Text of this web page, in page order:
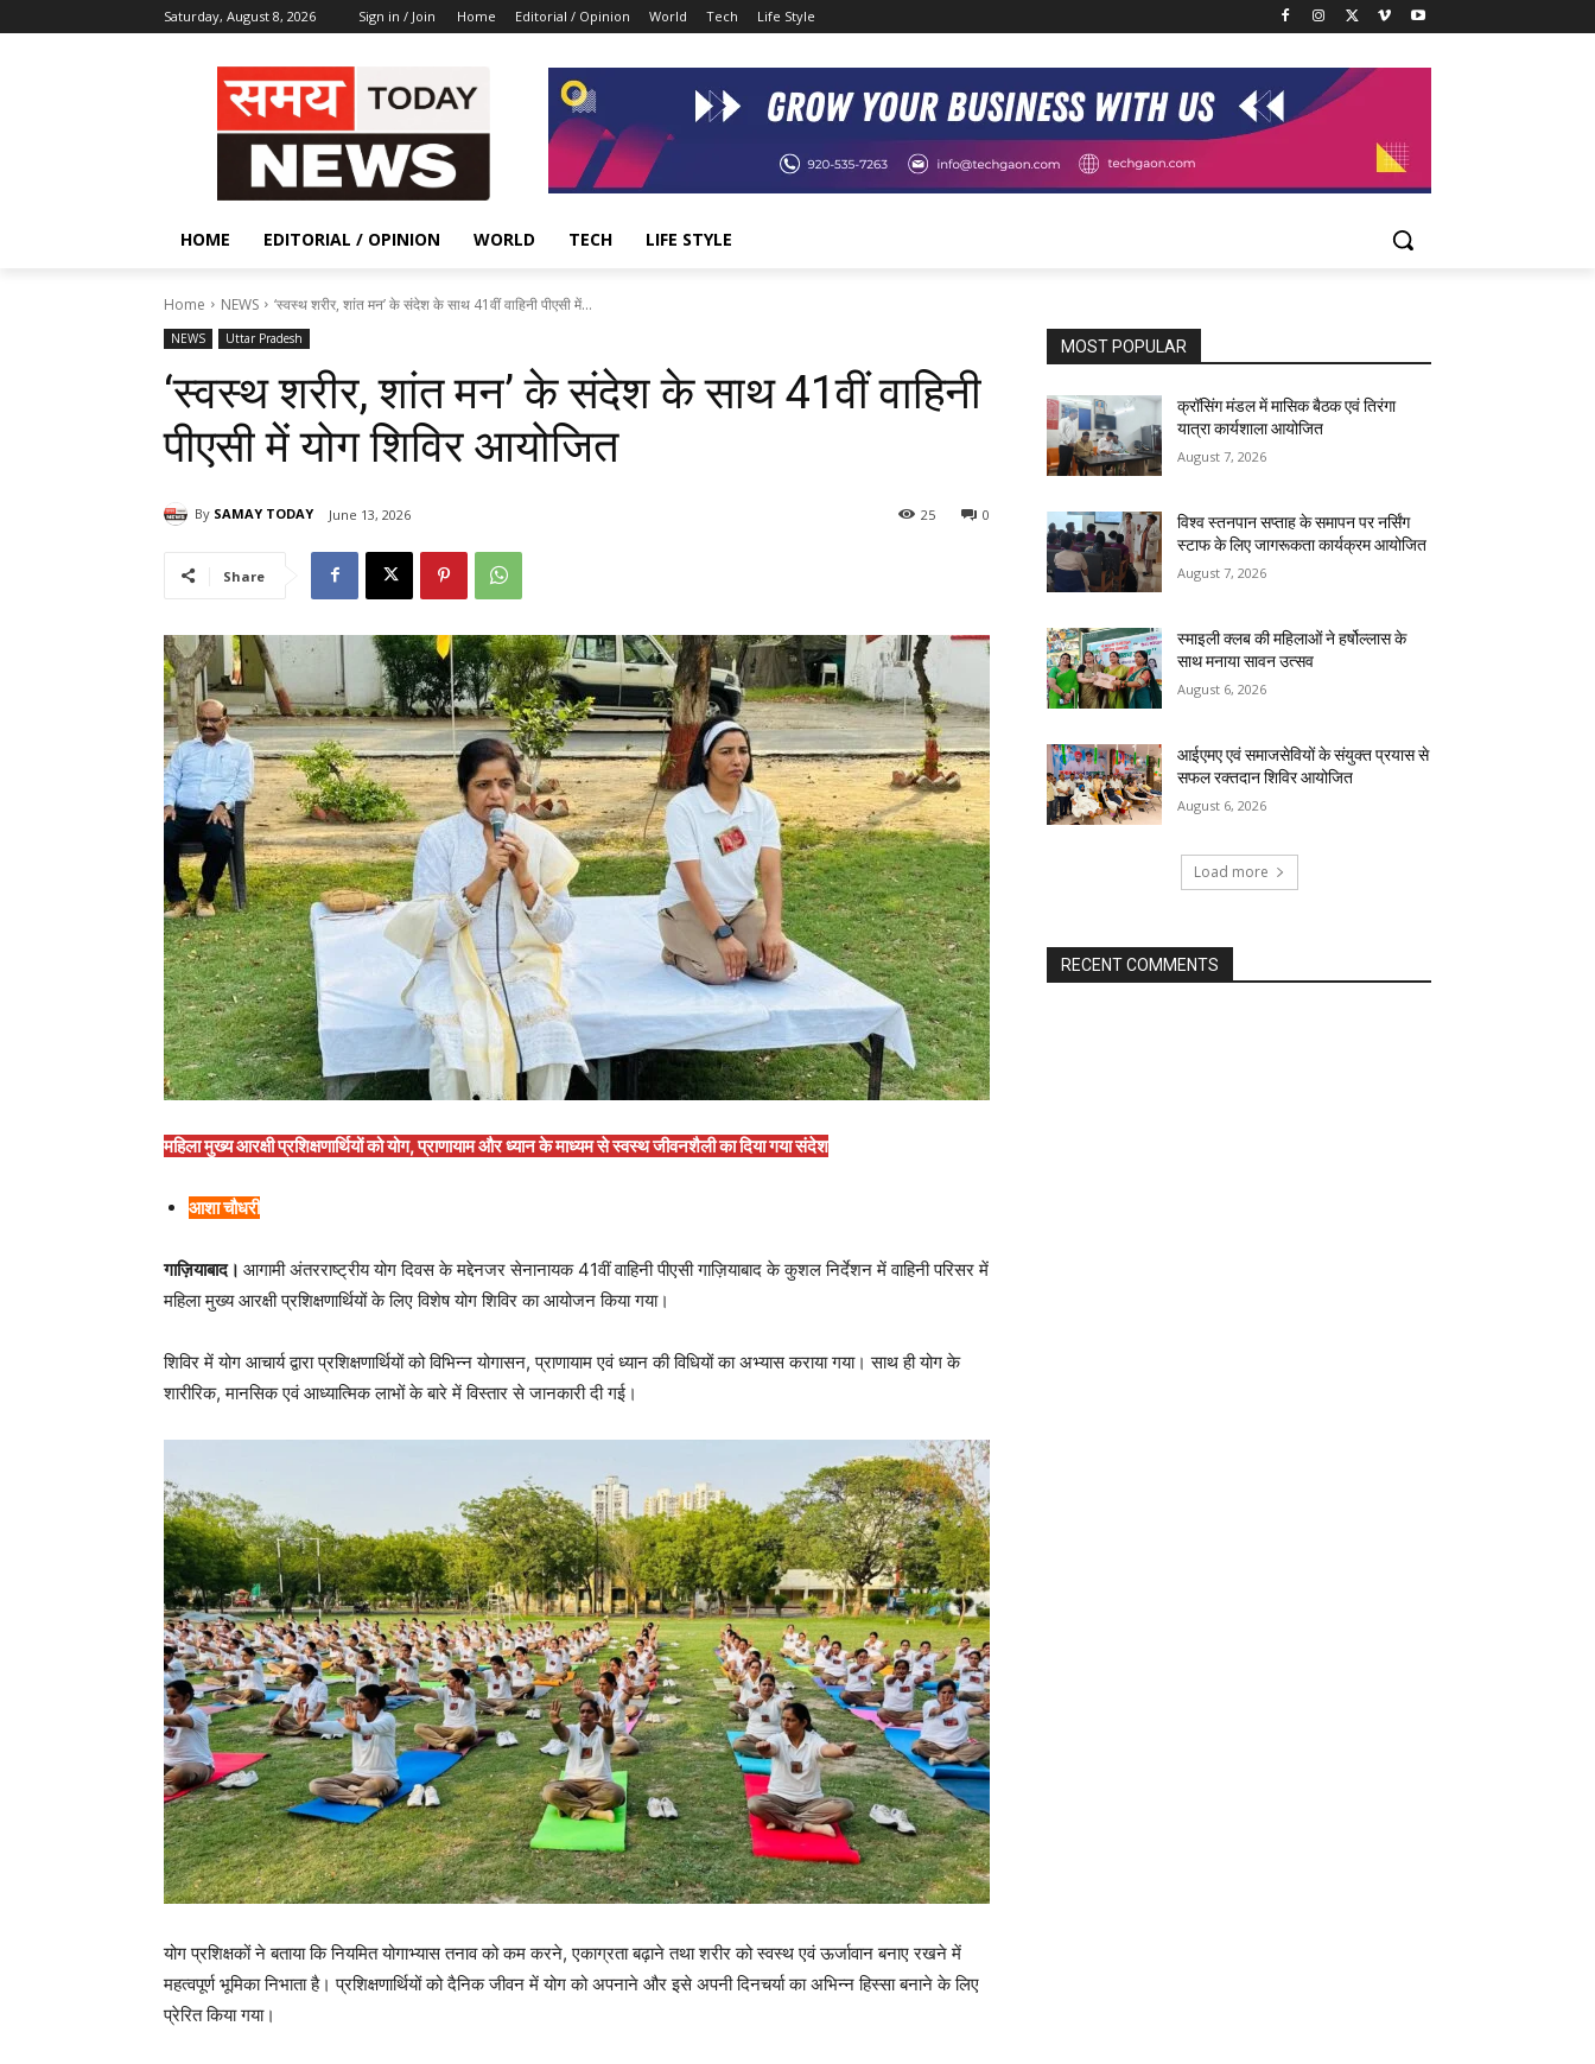
Saturday, August 8, 2026 Sign in / Join Home Editorial / Opinion World Tech Life Style
HOME EDITORIAL / OPINION WORLD TECH LIFE STYLE
Home NEWS ‘स्वस्थ शरीर, शांत मन’ के संदेश के साथ 41वीं वाहिनी पीएसी में...
NEWS Uttar Pradesh
‘स्वस्थ शरीर, शांत मन’ के संदेश के साथ 41वीं वाहिनी
पीएसी में योग शिविर आयोजित
By SAMAY TODAY June 13, 2026 0
25
Share
महिला मुख्य आरक्षी प्रशिक्षणार्थियों को योग, प्राणायाम और ध्यान के माध्यम से स्वस्थ जीवनशैली का दिया गया संदेश
आशा चौधरी
गाज़ियाबाद। आगामी अंतरराष्ट्रीय योग दिवस के मद्देनजर सेनानायक 41वीं वाहिनी पीएसी गाज़ियाबाद के कुशल निर्देशन में वाहिनी परिसर में
महिला मुख्य आरक्षी प्रशिक्षणार्थियों के लिए विशेष योग शिविर का आयोजन किया गया।
शिविर में योग आचार्य द्वारा प्रशिक्षणार्थियों को विभिन्न योगासन, प्राणायाम एवं ध्यान की विधियों का अभ्यास कराया गया। साथ ही योग के
शारीरिक, मानसिक एवं आध्यात्मिक लाभों के बारे में विस्तार से जानकारी दी गई।
योग प्रशिक्षकों ने बताया कि नियमित योगाभ्यास तनाव को कम करने, एकाग्रता बढ़ाने तथा शरीर को स्वस्थ एवं ऊर्जावान बनाए रखने में
महत्वपूर्ण भूमिका निभाता है। प्रशिक्षणार्थियों को दैनिक जीवन में योग को अपनाने और इसे अपनी दिनचर्या का अभिन्न हिस्सा बनाने के लिए
प्रेरित किया गया।
MOST POPULAR
क्रॉसिंग मंडल में मासिक बैठक एवं तिरंगा
यात्रा कार्यशाला आयोजित
August 7, 2026
विश्व स्तनपान सप्ताह के समापन पर नर्सिंग
स्टाफ के लिए जागरूकता कार्यक्रम आयोजित
August 7, 2026
स्माइली क्लब की महिलाओं ने हर्षोल्लास के
साथ मनाया सावन उत्सव
August 6, 2026
आईएमए एवं समाजसेवियों के संयुक्त प्रयास से
सफल रक्तदान शिविर आयोजित
August 6, 2026
Load more
RECENT COMMENTS